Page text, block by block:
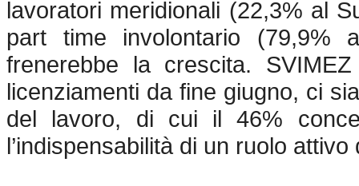
lavoratori meridionali (22,3% al
part time involontario (79,9%
frenerebbe la crescita.
licenziamenti da fine giugno, ci
del lavoro, di cui il 46%
l’indispensabilità di un ruolo attivo